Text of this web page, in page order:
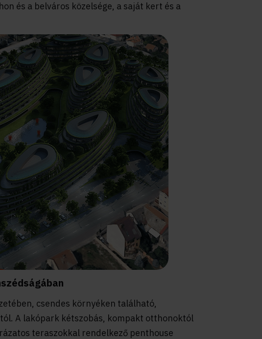
és a belváros közelsége, a saját kert és a
csendes környéken található,
A lakópark kétszobás, kompakt otthonoktól
teraszokkal rendelkező penthouse